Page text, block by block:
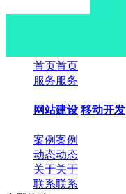
首页首页
服务服务
网站建设 移动开发
案例案例
动态动态
关于关于
联系联系